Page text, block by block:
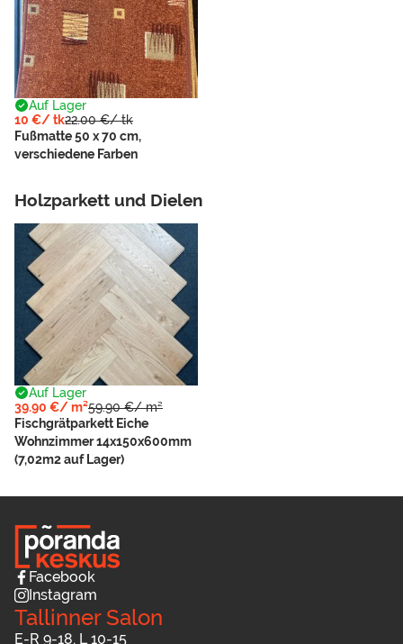
Auf Lager
10 €/ tk22.00 €/ tk
Fußmatte 50 x 70 cm,
verschiedene Farben
Holzparkett und Dielen
Auf Lager
39.90 €/ m²59.90 €/ m²
Fischgrätparkett Eiche
Wohnzimmer 14x150x600mm
(7,02m2 auf Lager)
Facebook
Instagram
Tallinner Salon
E-R 9-18, L 10-15